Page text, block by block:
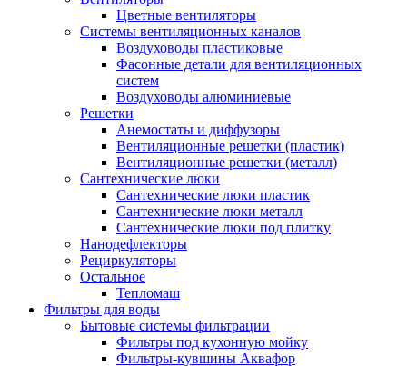
Цветные вентиляторы
Системы вентиляционных каналов
Воздуховоды пластиковые
Фасонные детали для вентиляционных
систем
Воздуховоды алюминиевые
Решетки
Анемостаты и диффузоры
Вентиляционные решетки (пластик)
Вентиляционные решетки (металл)
Сантехнические люки
Сантехнические люки пластик
Сантехнические люки металл
Сантехнические люки под плитку
Нанодефлекторы
Рециркуляторы
Остальное
Тепломаш
Фильтры для воды
Бытовые системы фильтрации
Фильтры под кухонную мойку
Фильтры-кувшины Аквафор